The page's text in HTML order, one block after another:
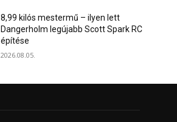
8,99 kilós mestermű – ilyen lett
Dangerholm legújabb Scott Spark RC
építése
2026.08.05.